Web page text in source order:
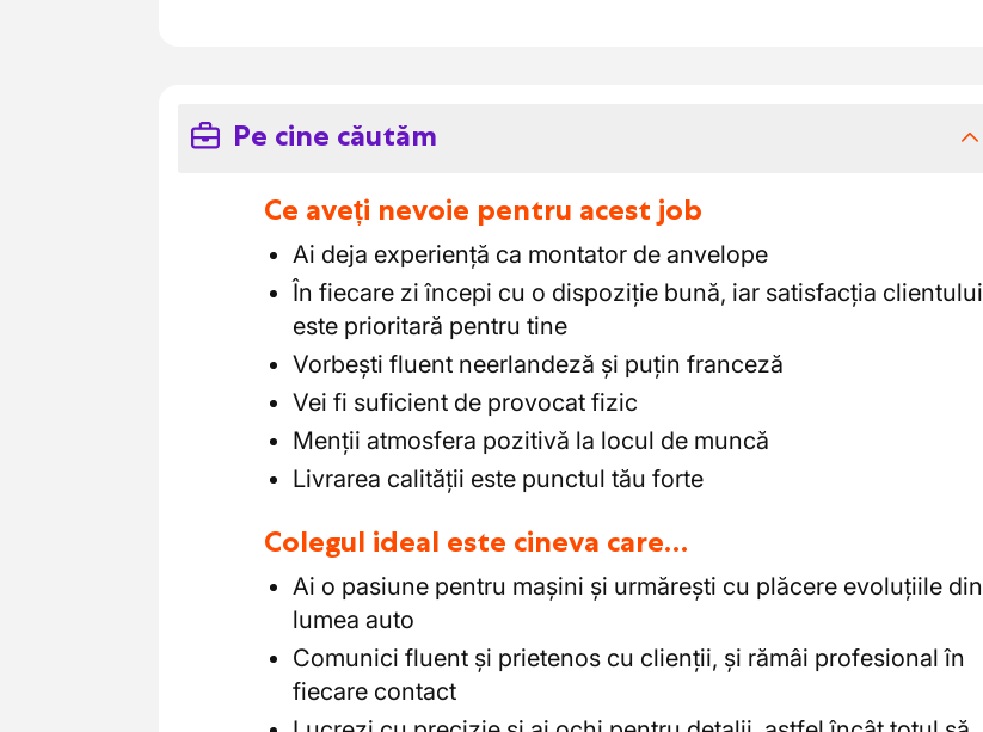
Pe cine căutăm
Ce aveți nevoie pentru acest job
Ai deja experiență ca montator de anvelope
În fiecare zi începi cu o dispoziție bună, iar satisfacția clientului
este prioritară pentru tine
Vorbești fluent neerlandeză și puțin franceză
Vei fi suficient de provocat fizic
Menții atmosfera pozitivă la locul de muncă
Livrarea calității este punctul tău forte
Colegul ideal este cineva care…
Ai o pasiune pentru mașini și urmărești cu plăcere evoluțiile din
lumea auto
Comunici fluent și prietenos cu clienții, și rămâi profesional în
fiecare contact